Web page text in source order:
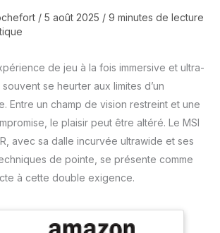
/ 5 août 2025 / 9 minutes de lecture
de jeu à la fois immersive et ultra-
se heurter aux limites d’un
Entre un champ de vision restreint et une
le plaisir peut être altéré. Le MSI
avec sa dalle incurvée ultrawide et ses
de pointe, se présente comme
à cette double exigence.